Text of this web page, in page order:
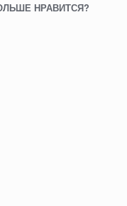
НРАВИТСЯ?